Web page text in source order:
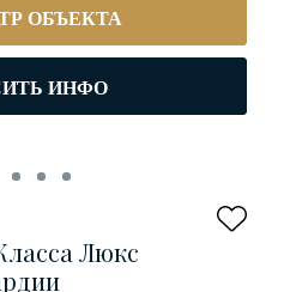
ОБЪЕКТА
ИНФО
Люкс